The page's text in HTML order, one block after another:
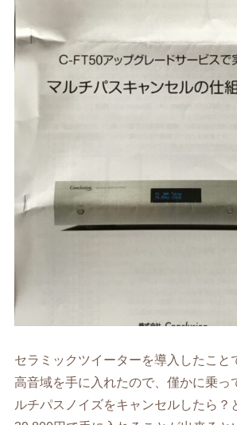
セラミックツイーターを導入したこと
高音域を手に入れたので、僅かに乗っ
ルチパスノイズをキャンセルしたら？